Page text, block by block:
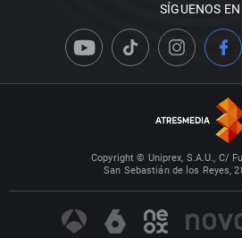
SÍGUENOS EN
Copyright © Uniprex, S.A.U., C/
San Sebastián de los Reyes,